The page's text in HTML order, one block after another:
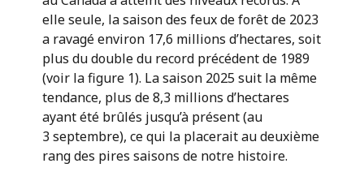
elle seule, la saison des feux de forêt de 2023
a ravagé environ 17,6 millions d’hectares, soit
plus du double du record précédent de 1989
(voir la figure 1). La saison 2025 suit la même
tendance, plus de 8,3 millions d’hectares
ayant été brûlés jusqu’à présent (au
3 septembre), ce qui la placerait au deuxième
rang des pires saisons de notre histoire.